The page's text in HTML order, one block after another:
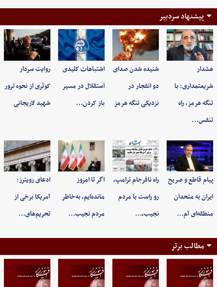
پیشنهاد سردبیر
هشدار
شریعتمداری: با
تنگه هرمز، راه
تنفس…
شنیده شدن صدای
دو انفجار در
نزدیکی تنگه هرمز
اشتباهات کلیدی
استقلال در مسیر
باز کردن…
روایت سردار
کوثری از نحوه ترور
شهید لاریجانی
پیام قاطع و صریح
ایران به متحدان
منطقه‌ای آم…
راه نافرجام ترامپ،
رو راست با مردم
نجیب،…
اگر تا امروز
مانده‌ایم، به‌خاطر
مردم نجیب…
ادعای رویترز:
آمریکا برخی از
تحریم‌های…
مطالب برتر